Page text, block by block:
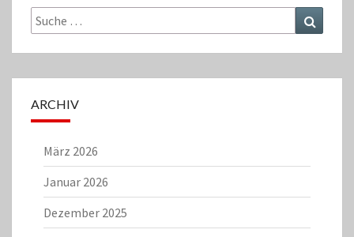
Suche
nach:
ARCHIV
März 2026
Januar 2026
Dezember 2025